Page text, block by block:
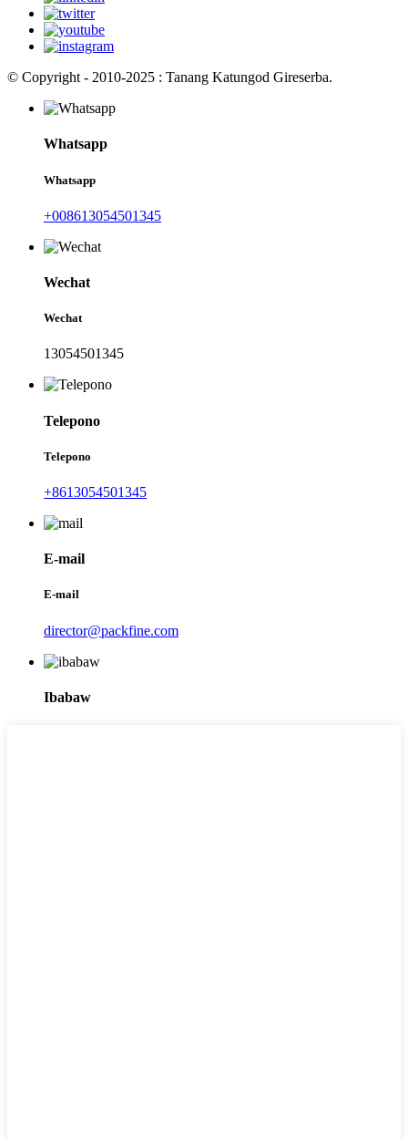
© Copyright - 2010-2025 : Tanang Katungod Gireserba.
Whatsapp
Whatsapp
+008613054501345
Wechat
Wechat
13054501345
Telepono
Telepono
+8613054501345
E-mail
E-mail
director@packfine.com
Ibabaw